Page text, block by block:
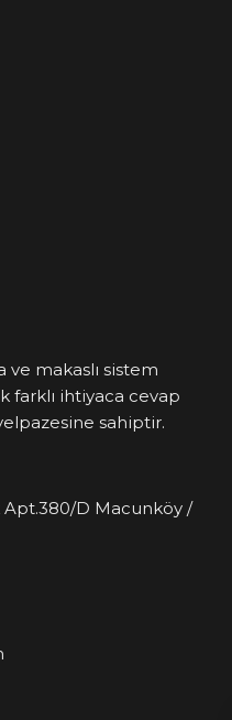
ve makaslı sistem
farklı ihtiyaca cevap
sahiptir.
Apt.380/D Macunköy /